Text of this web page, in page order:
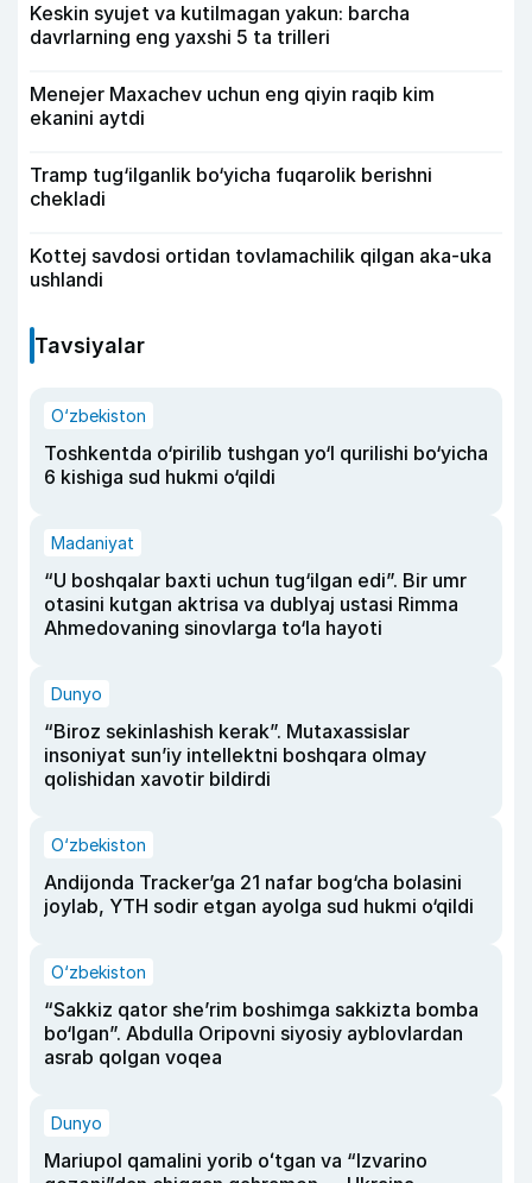
Keskin syujet va kutilmagan yakun: barcha
davrlarning eng yaxshi 5 ta trilleri
Menejer Maxachev uchun eng qiyin raqib kim
ekanini aytdi
Tramp tug‘ilganlik bo‘yicha fuqarolik berishni
chekladi
Kottej savdosi ortidan tovlamachilik qilgan aka-uka
ushlandi
Tavsiyalar
O‘zbekiston
Toshkentda o‘pirilib tushgan yo‘l qurilishi bo‘yicha
6 kishiga sud hukmi o‘qildi
Madaniyat
“U boshqalar baxti uchun tug‘ilgan edi”. Bir umr
otasini kutgan aktrisa va dublyaj ustasi Rimma
Ahmedovaning sinovlarga to‘la hayoti
Dunyo
“Biroz sekinlashish kerak”. Mutaxassislar
insoniyat sun’iy intellektni boshqara olmay
qolishidan xavotir bildirdi
O‘zbekiston
Andijonda Tracker’ga 21 nafar bog‘cha bolasini
joylab, YTH sodir etgan ayolga sud hukmi o‘qildi
O‘zbekiston
“Sakkiz qator she’rim boshimga sakkizta bomba
bo‘lgan”. Abdulla Oripovni siyosiy ayblovlardan
asrab qolgan voqea
Dunyo
Mariupol qamalini yorib oʻtgan va “Izvarino